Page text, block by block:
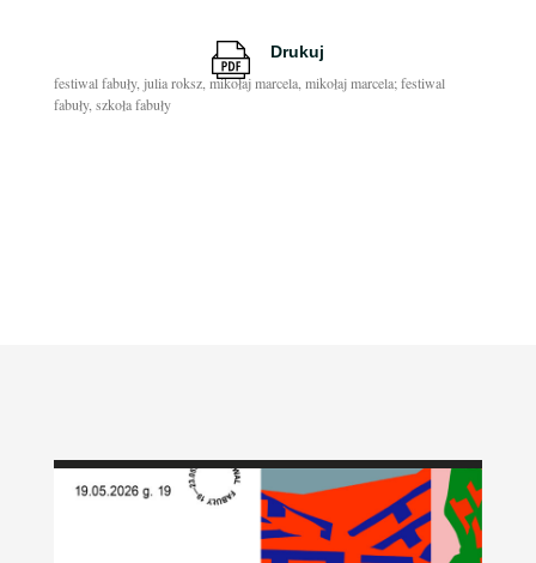
Drukuj
festiwal fabuły julia roksz mikołaj marcela mikołaj marcela; festiwal
fabuły szkoła fabuły